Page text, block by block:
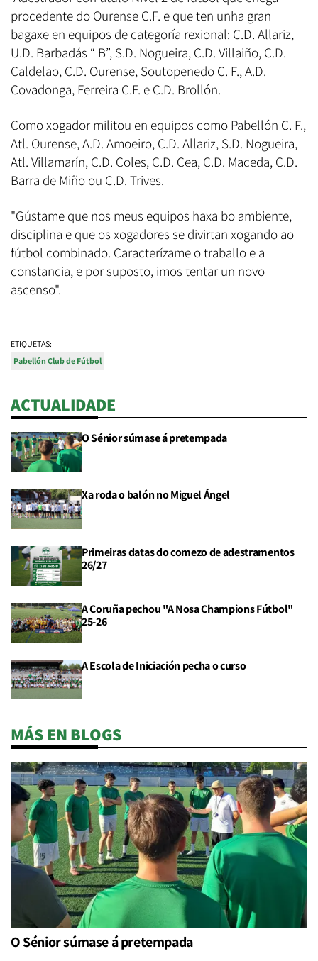
procedente do Ourense C.F. e que ten unha gran
bagaxe en equipos de categoría rexional: C.D. Allariz,
U.D. Barbadás “ B”, S.D. Nogueira, C.D. Villaiño, C.D.
Caldelao, C.D. Ourense, Soutopenedo C. F., A.D.
Covadonga, Ferreira C.F. e C.D. Brollón.
Como xogador militou en equipos como Pabellón C. F.,
Atl. Ourense, A.D. Amoeiro, C.D. Allariz, S.D. Nogueira,
Atl. Villamarín, C.D. Coles, C.D. Cea, C.D. Maceda, C.D.
Barra de Miño ou C.D. Trives.
"Gústame que nos meus equipos haxa bo ambiente,
disciplina e que os xogadores se divirtan xogando ao
fútbol combinado. Caracterízame o traballo e a
constancia, e por suposto, imos tentar un novo
ascenso".
ETIQUETAS:
Pabellón Club de Fútbol
ACTUALIDADE
O Sénior súmase á pretempada
Xa roda o balón no Miguel Ángel
Primeiras datas do comezo de adestramentos
26/27
A Coruña pechou "A Nosa Champions Fútbol"
25-26
A Escola de Iniciación pecha o curso
MÁS EN BLOGS
O Sénior súmase á pretempada